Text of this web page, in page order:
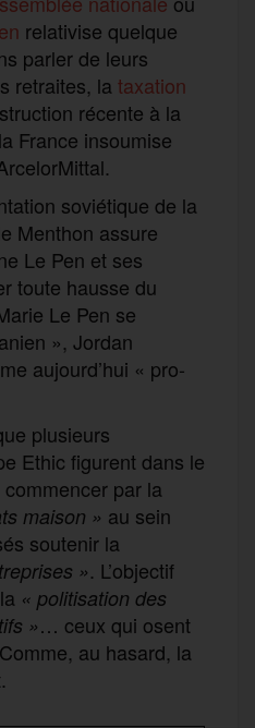
relativise quelque
parler de leurs
retraites, la taxation
récente à la
France insoumise
soviétique de la
Menthon assure
Le Pen et ses
toute hausse du
Le Pen se
», Jordan
aujourd’hui « pro-
plusieurs
Ethic figurent dans le
par la
maison » au sein
soutenir la
». L’objectif
« politisation des
»… ceux qui osent
au hasard, la